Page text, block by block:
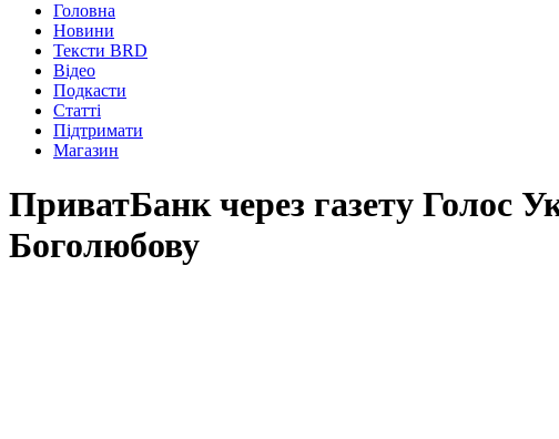
Головна
Новини
Тексти BRD
Відео
Подкасти
Статті
Підтримати
Магазин
ПриватБанк через газету Голос
Боголюбову